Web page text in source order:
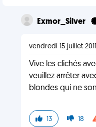
Exmor_Silver
vendredi 15 juillet
Vive les clichés
veuillez arrêter
blondes qui ne
13 18